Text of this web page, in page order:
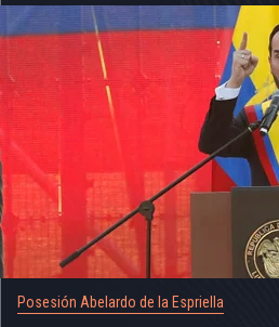
Posesión Abelardo de la Espriella